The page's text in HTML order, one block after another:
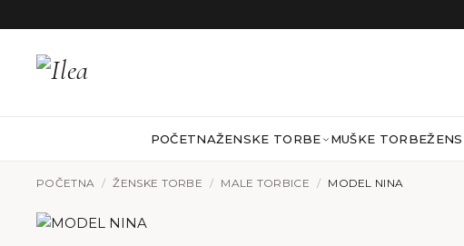
POČETNAŽENSKE TORBE MUŠKE TORBE
POČETNA / ŽENSKE TORBE / MALE TORBICE / MODEL NINA